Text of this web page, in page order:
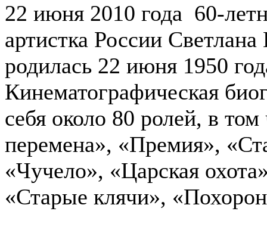
22 июня 2010 года 60-
артистка России
родилась 22 июня 1950
Кинематографическая
себя около 80 ролей, в
перемена», «Премия»,
«Чучело», «Царская
«Старые клячи»,